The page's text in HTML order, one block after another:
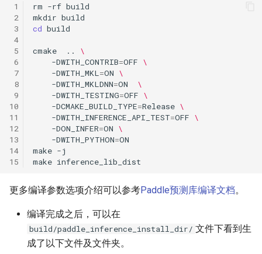
1
2
3
4
5
6
7
8
9
10
11
12
13
14
15
rm -rf
mkdir
cd
cmake ..
\
-DWITH_CONTRIB=OFF \
-DWITH_MKL =ON \
-DWITH_MKLDNN=ON
\
-DWITH_TESTING=OFF \
-DCMAKE_BUILD_TYPE=Release \
-DWITH_INFERENCE_API_TEST=OFF \
-DON_INFER=ON \
-DWITH_PYTHON=
make
make
更多编译参数选项介绍可以参考Paddle预测库编译文档。
编译完成之后，可以在
build/paddle_inference_install_dir/ 文件下看到生
成了以下文件及文件夹。